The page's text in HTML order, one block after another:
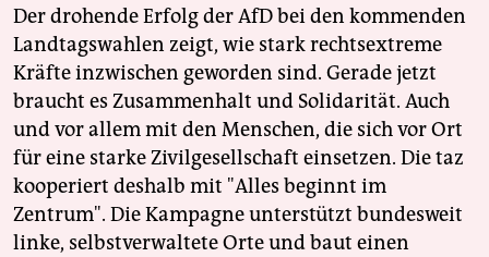
Der drohende Erfolg der AfD bei den kommenden
Landtagswahlen zeigt, wie stark rechtsextreme
Kräfte inzwischen geworden sind. Gerade jetzt
braucht es Zusammenhalt und Solidarität. Auch
und vor allem mit den Menschen, die sich vor Ort
für eine starke Zivilgesellschaft einsetzen. Die taz
kooperiert deshalb mit "Alles beginnt im
Zentrum". Die Kampagne unterstützt bundesweit
linke, selbstverwaltete Orte und baut einen